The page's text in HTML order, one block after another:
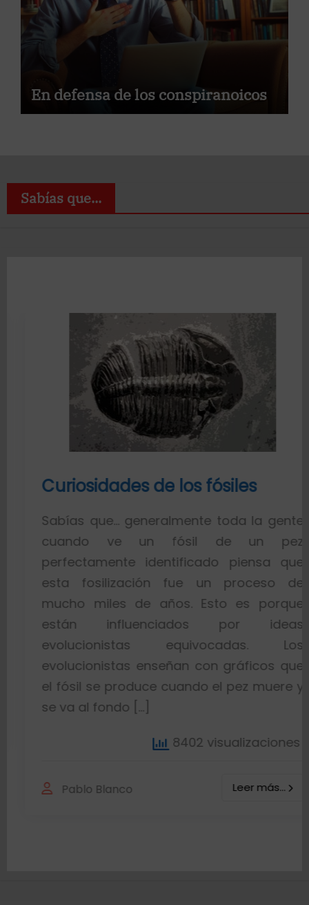
En defensa de los conspiranoicos
Sabías que...
Curiosidades de los fósiles
Sabías que… generalmente toda la gente
cuando ve un fósil de un pez
perfectamente identificado piensa que
esta fosilización fue un proceso de
mucho miles de años. Esto es porque
están influenciados por ideas
evolucionistas equivocadas. Los
evolucionistas enseñan con gráficos que
el fósil se produce cuando el pez muere y
se va al fondo […]
8402 visualizaciones
Pablo Blanco Leer más...